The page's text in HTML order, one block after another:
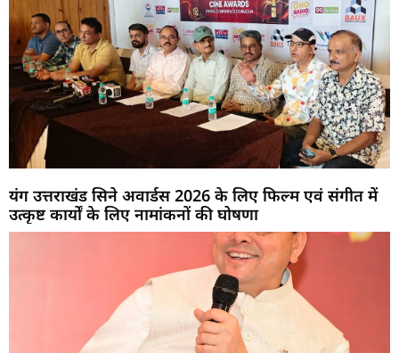
यंग उत्तराखंड सिने अवार्डस 2026 के लिए फिल्म एवं संगीत में
उत्कृष्ट कार्यों के लिए नामांकनों की घोषणा